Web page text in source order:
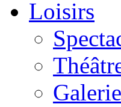
Loisirs